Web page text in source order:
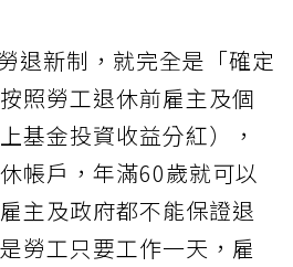
退新制，就完全是「確定
照勞工退休前雇主及個
基金投資收益分紅），
帳戶，年滿60歲就可以
主及政府都不能保證退
勞工只要工作一天，雇